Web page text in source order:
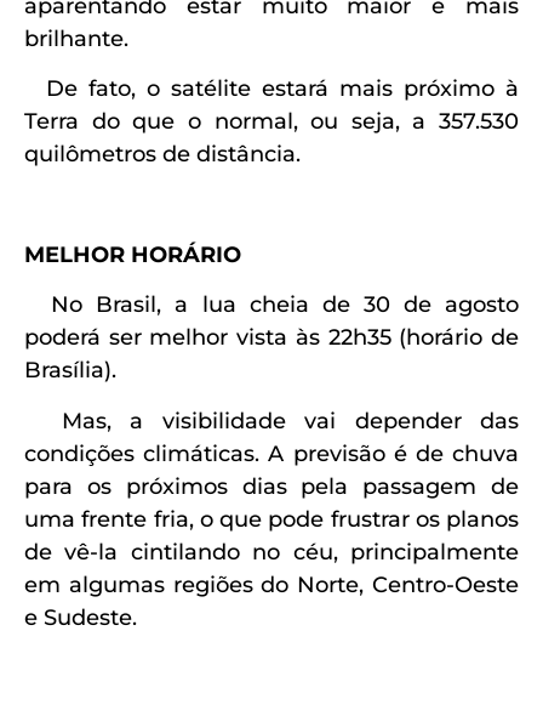
aparentando estar muito maior e mais
brilhante.
De fato, o satélite estará mais próximo à
Terra do que o normal, ou seja, a 357.530
quilômetros de distância.
MELHOR HORÁRIO
No Brasil, a lua cheia de 30 de agosto
poderá ser melhor vista às 22h35 (horário de
Brasília).
Mas, a visibilidade vai depender das
condições climáticas. A previsão é de chuva
para os próximos dias pela passagem de
uma frente fria, o que pode frustrar os planos
de vê-la cintilando no céu, principalmente
em algumas regiões do Norte, Centro-Oeste
e Sudeste.